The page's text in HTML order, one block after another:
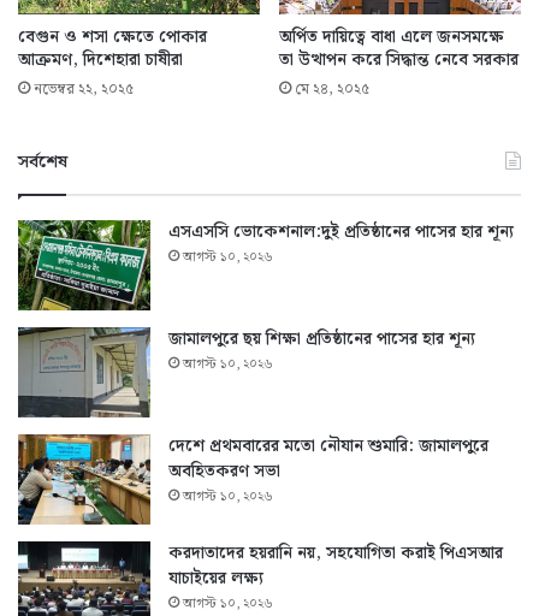
বেগুন ও শসা ক্ষেতে পোকার
আক্রমণ, দিশেহারা চাষীরা
নভেম্বর ২২, ২০২৫
অর্পিত দায়িত্বে বাধা এলে জনসমক্ষে
তা উত্থাপন করে সিদ্ধান্ত নেবে সরকার
মে ২৪, ২০২৫
সর্বশেষ
এসএসসি ভোকেশনাল:দুই প্রতিষ্ঠানের পাসের হার শূন্য
আগস্ট ১০, ২০২৬
জামালপুরে ছয় শিক্ষা প্রতিষ্ঠানের পাসের হার শূন্য
আগস্ট ১০, ২০২৬
দেশে প্রথমবারের মতো নৌযান শুমারি: জামালপুরে
অবহিতকরণ সভা
আগস্ট ১০, ২০২৬
করদাতাদের হয়রানি নয়, সহযোগিতা করাই পিএসআর
যাচাইয়ের লক্ষ্য
আগস্ট ১০, ২০২৬